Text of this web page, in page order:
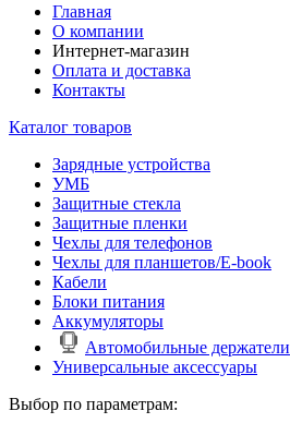
Главная
О компании
Интернет-магазин
Оплата и доставка
Контакты
Каталог товаров
Зарядные устройства
УМБ
Защитные стекла
Защитные пленки
Чехлы для телефонов
Чехлы для планшетов/E-book
Кабели
Блоки питания
Аккумуляторы
Автомобильные держатели
Универсальные аксессуары
Выбор по параметрам: